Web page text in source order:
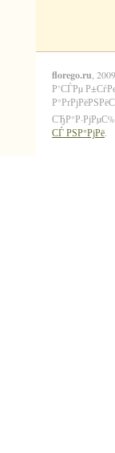
florego.ru ,
Р’СЃРµ
СЃ РЅР°РјРё